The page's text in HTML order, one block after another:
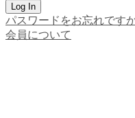
パスワードをお忘れです
会員について